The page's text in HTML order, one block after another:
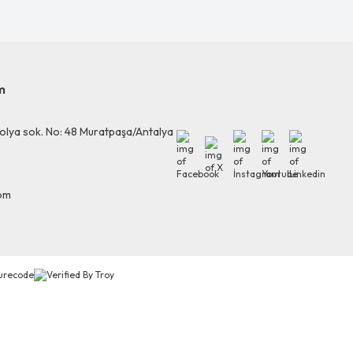
sok. No: 48 Muratpaşa/Antalya
Facebook
X İnstagram
Youtube